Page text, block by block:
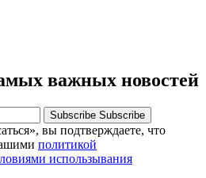
важных новостей
Subscribe Subscribe
вы подтверждаете, что
политикой
использывания